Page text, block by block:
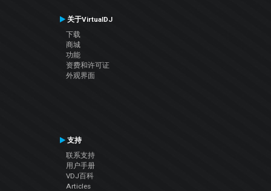
关于VirtualDJ
下载
商城
功能
资费和许可证
外观界面
支持
联系支持
用户手册
VDJ百科
Articles